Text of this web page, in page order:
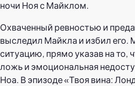
ночи Ноя с Майклом.
Охваченный ревностью и
выследил Майкла и избил его.
ситуацию, прямо указав на то,
ложь и эмоциональная
Ноа. В эпизоде «Твоя вина: